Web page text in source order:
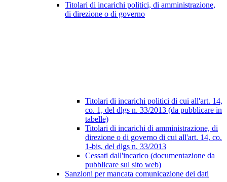
Titolari di incarichi politici, di amministrazione,
di direzione o di governo
Titolari di incarichi politici di cui all'art. 14,
co. 1, del dlgs n. 33/2013 (da pubblicare in
tabelle)
Titolari di incarichi di amministrazione, di
direzione o di governo di cui all'art. 14, co.
1-bis, del dlgs n. 33/2013
Cessati dall'incarico (documentazione da
pubblicare sul sito web)
Sanzioni per mancata comunicazione dei dati